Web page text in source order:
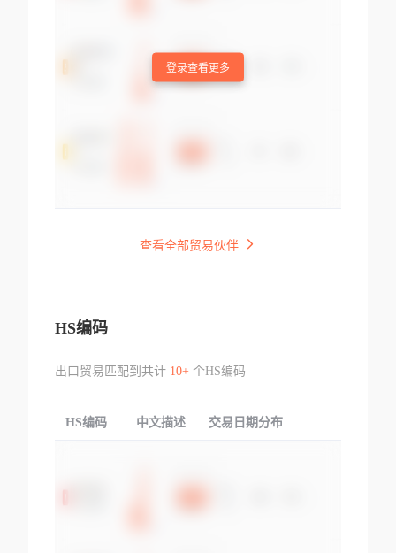
登录查看更多
查看全部贸易伙伴
HS编码
出口贸易匹配到共计 10+个HS编码
HS编码 中文描述 交易日期分布